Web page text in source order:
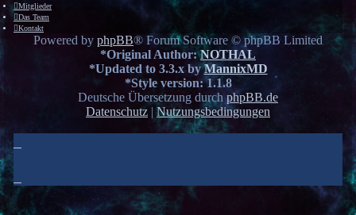
Mitglieder
Das Team
Kontakt
Powered by phpBB® Forum Software © phpBB Limited
*Original Author:NOTHAL
*Updated to 3.3.x byMannixMD
*Style version: 1.1.8
Deutsche Übersetzung durchphpBB.de
Datenschutz | Nutzungsbedingungen